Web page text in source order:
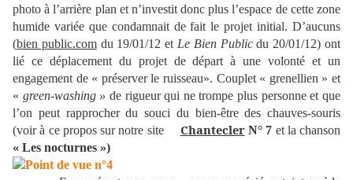
photo à l’arrière plan et n’investit donc plus l’espace de cette zone
humide variée que condamnait de fait le projet initial. D’aucuns
(bien public.comdu 19/01/12 et Le Bien Publicdu 20/01/12) ont
lié ce déplacement du projet de départ à une volonté et un
engagement de « préserver le ruisseau». Couplet « grenellien » et
« green-washing » de rigueur qui ne trompe plus personne et que
l’on peut rapprocher du souci du bien-être des chauves-souris
(voir à ce propos sur notre site
Chantecler N° 7 et la chanson
« Les nocturnes »)